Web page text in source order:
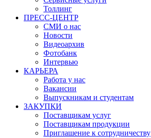
Толлинг
ПРЕСС-ЦЕНТР
СМИ о нас
Новости
Видеоархив
Фотобанк
Интервью
КАРЬЕРА
Работа у нас
Вакансии
Выпускникам и студентам
ЗАКУПКИ
Поставщикам услуг
Поставщикам продукции
Приглашение к сотрудничеству